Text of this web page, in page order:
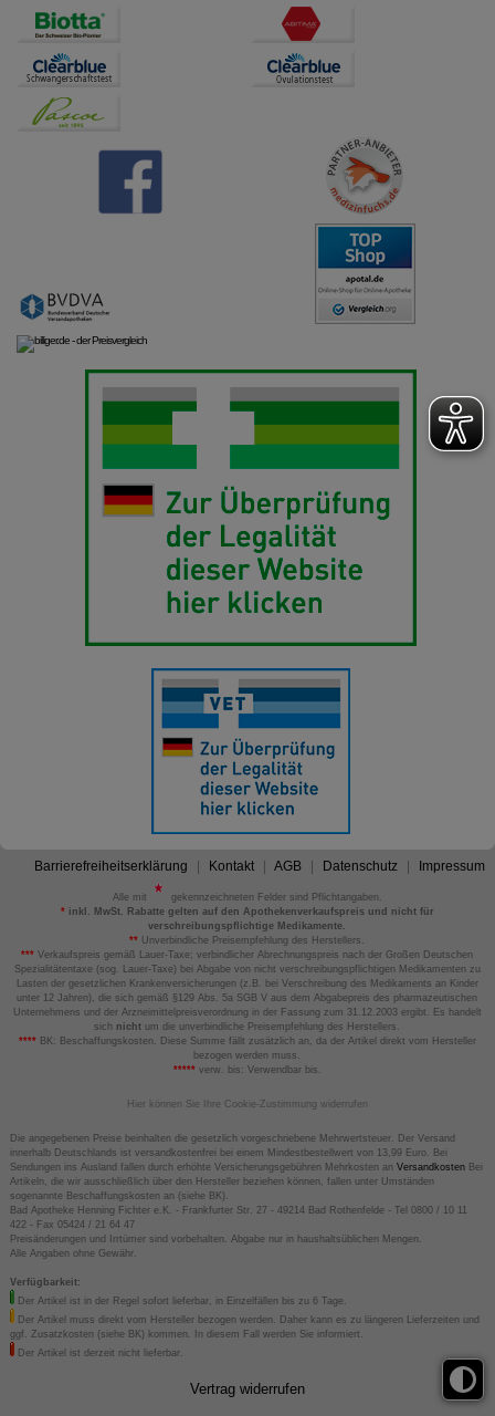
Barrierefreiheitserklärung Kontakt AGB Datenschutz Impressum
Alle mit
gekennzeichneten Felder sind Pflichtangaben.
*inkl. MwSt. Rabatte gelten auf den Apothekenverkaufspreis und nicht für
verschreibungspflichtige Medikamente.
** Unverbindliche Preisempfehlung des Herstellers.
*** Verkaufspreis gemäß Lauer-Taxe; verbindlicher Abrechnungspreis nach der Großen Deutschen
Spezialitätentaxe (sog. Lauer-Taxe) bei Abgabe von nicht verschreibungspflichtigen Medikamenten zu
Lasten der gesetzlichen Krankenversicherungen (z.B. bei Verschreibung des Medikaments an Kinder
unter 12 Jahren), die sich gemäß §129 Abs. 5a SGB V aus dem Abgabepreis des pharmazeutischen
Unternehmens und der Arzneimittelpreisverordnung in der Fassung zum 31.12.2003 ergibt. Es handelt
sich nicht um die unverbindliche Preisempfehlung des Herstellers.
****BK: Beschaffungskosten. Diese Summe fällt zusätzlich an, da der Artikel direkt vom Hersteller
bezogen werden muss.
*****verw. bis: Verwendbar bis.
Hier können Sie Ihre Cookie-Zustimmung widerrufen
Die angegebenen Preise beinhalten die gesetzlich vorgeschriebene Mehrwertsteuer. Der Versand
innerhalb Deutschlands ist versandkostenfrei bei einem Mindestbestellwert von 13,99 Euro. Bei
Sendungen ins Ausland fallen durch erhöhte Versicherungsgebühren Mehrkosten an VersandkostenBei
Artikeln, die wir ausschließlich über den Hersteller beziehen können, fallen unter Umständen
sogenannte Beschaffungskosten an (siehe BK).
Bad Apotheke Henning Fichter e.K. - Frankfurter Str. 27 - 49214 Bad Rothenfelde - Tel 0800 / 10 11
422 - Fax 05424 / 21 64 47
Preisänderungen und Irrtümer sind vorbehalten. Abgabe nur in haushaltsüblichen Mengen.
Alle Angaben ohne Gewähr.
Verfügbarkeit:
Der Artikel ist in der Regel sofort lieferbar, in Einzelfällen bis zu 6 Tage.
Der Artikel muss direkt vom Hersteller bezogen werden. Daher kann es zu längeren Lieferzeiten und
ggf. Zusatzkosten (siehe BK) kommen. In diesem Fall werden Sie informiert.
Der Artikel ist derzeit nicht lieferbar.
Vertrag widerrufen